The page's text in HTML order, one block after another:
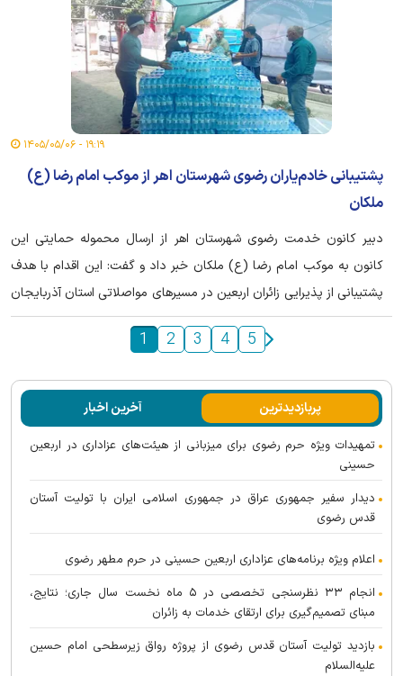
۱۹:۱۹ - ۱۴۰۵/۰۵/۰۶
پشتیبانی خادم‌یاران رضوی شهرستان اهر از موکب امام رضا (ع)
ملکان
دبیر کانون خدمت رضوی شهرستان اهر از ارسال محموله حمایتی این
کانون به موکب امام رضا (ع) ملکان خبر داد و گفت: این اقدام با هدف
پشتیبانی از پذیرایی زائران اربعین در مسیر‌های مواصلاتی استان آذربایجان
شرقی انجام شده است.
1 2 3 4 5
پربازدیدترین آخرین اخبار
تمهیدات ویژه حرم رضوی برای میزبانی از هیئت‌های عزاداری در اربعین
حسینی
دیدار سفیر جمهوری عراق در جمهوری اسلامی ایران با تولیت آستان
قدس رضوی
اعلام ویژه برنامه‌های عزاداری اربعین حسینی در حرم مطهر رضوی
انجام ۳۳ نظرسنجی تخصصی در ۵ ماه نخست سال جاری؛ نتایج،
مبنای تصمیم‌گیری برای ارتقای خدمات به زائران
بازدید تولیت آستان قدس رضوی از پروژه رواق زیرسطحی امام حسین
علیه‌السلام